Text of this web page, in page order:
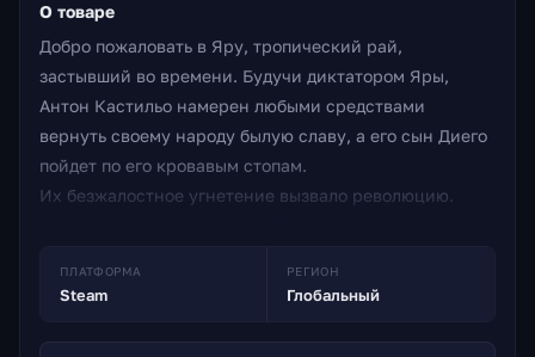
О товаре
Добро пожаловать в Яру, тропический рай,
застывший во времени. Будучи диктатором Яры,
Антон Кастильо намерен любыми средствами
вернуть своему народу былую славу, а его сын Диего
пойдет по его кровавым стопам.
Их безжалостное угнетение вызвало революцию.
чтобы освободить страну YARA TORN APARTFight
площадке Far Cry на сегодняшний день в джунглях,
ПЛАТФОРМА
Steam
РЕГИОН
Глобальный